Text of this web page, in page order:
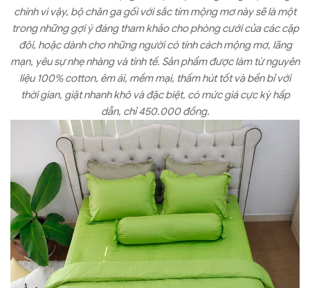
chính vì vậy, bộ chăn ga gối với sắc tím mộng mơ này sẽ là một
trong những gợi ý đáng tham khảo cho phòng cưới của các cặp
đôi, hoặc dành cho những người có tính cách mộng mơ, lãng
mạn, yêu sự nhẹ nhàng và tinh tế. Sản phẩm được làm từ nguyên
liệu 100% cotton, êm ái, mềm mại, thấm hút tốt và bền bỉ với
thời gian, giặt nhanh khô và đặc biệt, có mức giá cực kỳ hấp
dẫn, chỉ 450.000 đồng.